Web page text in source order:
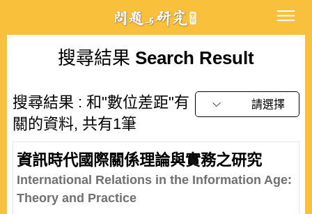
搜尋結果 Search Result
搜尋結果 : 和"數位差距"有
關的資料, 共有1筆
請選擇
資訊時代國際關係理論與實務之研究
International Relations in the Information Age:
Theory and Practice